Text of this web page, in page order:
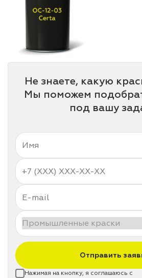
Не знаете, какую
Мы поможем
под вашу
Отправить
Нажимая на кнопку, я соглашаюсь с